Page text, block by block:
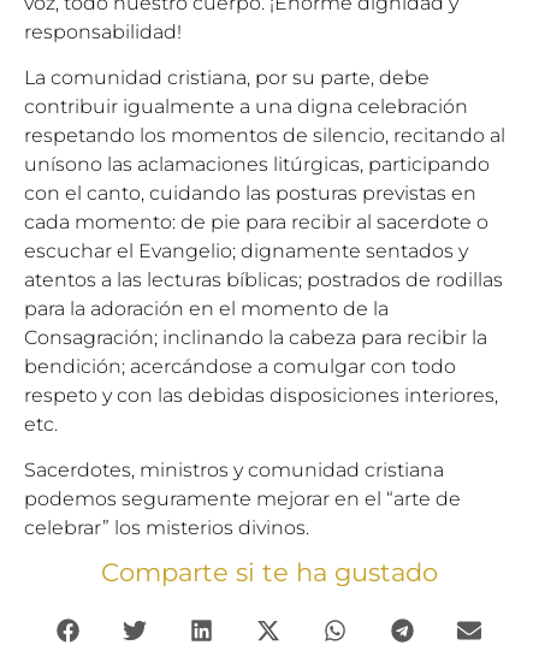
responsabilidad!
La comunidad cristiana, por su parte, debe
contribuir igualmente a una digna celebración
respetando los momentos de silencio, recitando al
unísono las aclamaciones litúrgicas, participando
con el canto, cuidando las posturas previstas en
cada momento: de pie para recibir al sacerdote o
escuchar el Evangelio; dignamente sentados y
atentos a las lecturas bíblicas; postrados de rodillas
para la adoración en el momento de la
Consagración; inclinando la cabeza para recibir la
bendición; acercándose a comulgar con todo
respeto y con las debidas disposiciones interiores,
etc.
Sacerdotes, ministros y comunidad cristiana
podemos seguramente mejorar en el “arte de
celebrar” los misterios divinos.
Comparte si te ha gustado